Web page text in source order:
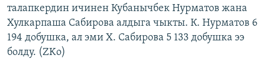
ЫҢГАЙСЫЗ СУРООЛОР
ЭЕ/АРнун бардык сайттары
талапкердин ичинен Кубанычбек Нурматов жана
Хулкарпаша Сабирова алдыга чыкты. К. Нурматов 6
194 добушка, ал эми Х. Сабирова 5 133 добушка ээ
болду. (ZKo)